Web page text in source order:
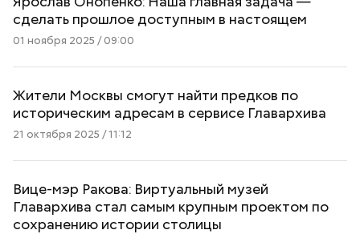
сделать прошлое доступным в настоящем
01 ноября 2025 / 09:00
Жители Москвы смогут найти предков по
историческим адресам в сервисе Главархива
21 октября 2025 / 11:12
Вице-мэр Ракова: Виртуальный музей
Главархива стал самым крупным проектом по
сохранению истории столицы